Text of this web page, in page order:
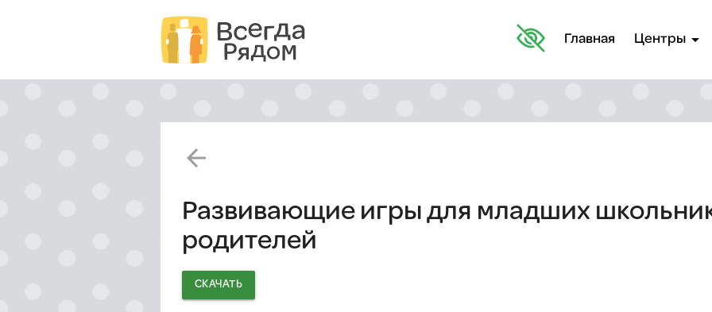
Главная Центры arrow_drop_down
arrow_back
Развивающие игры для младших
родителей
СКАЧАТЬ